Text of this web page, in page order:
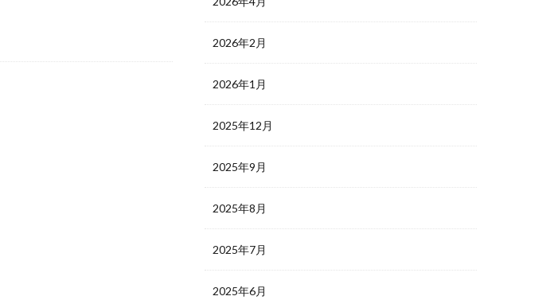
2026年2月
2026年1月
2025年12月
2025年9月
2025年8月
2025年7月
2025年6月